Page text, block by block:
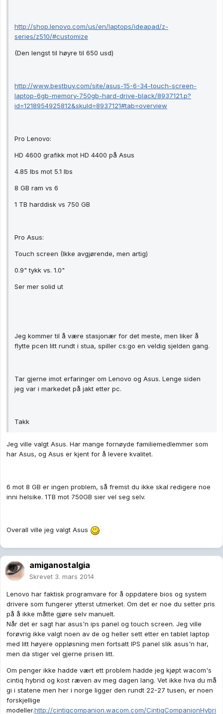
http://shop.lenovo.com/us/en/laptops/ideapad/z-
series/z510/#customize
(Den lengst til høyre til 650 usd)
http://www.bestbuy.com/site/asus-15-6-34-touch-screen-
laptop-6gb-memory-750gb-hard-drive-black/8937121.p?
id=1218954925812&skuId=8937121#tab=overview
Pro Lenovo:
HD 4600 grafikk mot HD 4400 på Asus
4.85 lbs mot 5.1 lbs
8 GB ram vs 6
1 TB harddisk vs 750 GB
Pro Asus:
Touch screen (Ikke avgjørende, men artig)
0.9" tykk vs. 1.0"
Ser mer solid ut
Jeg kommer til å være stasjonær for det meste, men liker å
flytte pcen litt rundt i stua, spiller cs:go en veldig sjelden gang.
Tar gjerne imot erfaringer om Lenovo og Asus. Lenge siden
jeg var i markedet på jakt etter pc.
Takk
Jeg ville valgt Asus. Har mange fornøyde familiemedlemmer som
har Asus, og Asus er kjent for å levere kvalitet.
6 mot 8 GB er ingen problem, så fremst du ikke skal redigere noe
inni helsike. 1TB mot 750GB sier vel seg selv.
Overall ville jeg valgt Asus
amiganostalgia
Skrevet 3. mars 2014
Lenovo har faktisk programvare for å oppdatere bios og system
drivere som fungerer ytterst utmerket. Om det er noe du setter pris
på å ikke måtte gjøre selv manuelt.
Når det er sagt har asus'n ips panel og touch screen. Jeg ville
forøvrig ikke valgt noen av de og heller sett etter en tablet laptop
med litt høyere oppløsning men fortsatt IPS panel slik asus'n har,
men da stiger vel gjerne prisen litt.
Om penger ikke hadde vært ett problem hadde jeg kjøpt wacom's
cintiq hybrid og kost ræven av meg dagen lang. Vet ikke hva du må
gi i statene men her i norge ligger den rundt 22-27 tusen, er noen
forskjellige
modeller.http://cintiqcompanion.wacom.com/CintiqCompanionHybri